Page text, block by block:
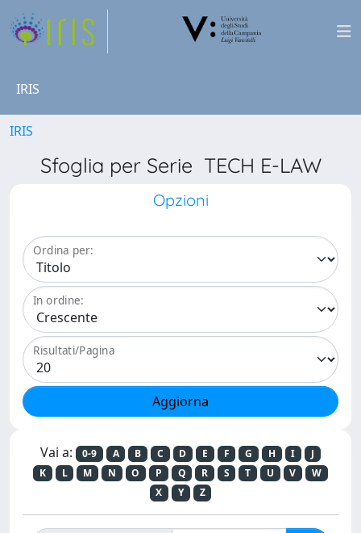
IRIS
IRIS
Sfoglia per Serie TECH E-LAW
Opzioni
Ordina per:
In ordine:
Risultati/Pagina
Vai a: 0-9 A B C D E F G H I
J
K
L M N O P Q R S T U V
W
X
Y Z